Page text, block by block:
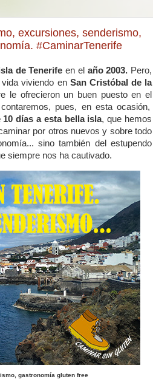
excursiones, senderismo,
#CaminarTenerife
de Tenerife en el año 2003. Pero,
viviendo en San Cristóbal de la
le ofrecieron un buen puesto en el
pues, en esta ocasión,
días a esta bella isla, que hemos
por otros nuevos y sobre todo
sino también del estupendo
siempre nos ha cautivado.
gastronomía gluten free